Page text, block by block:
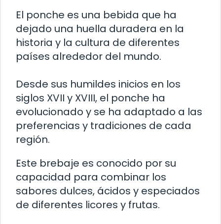
El ponche es una bebida que ha
dejado una huella duradera en la
historia y la cultura de diferentes
países alrededor del mundo.
Desde sus humildes inicios en los
siglos XVII y XVIII, el ponche ha
evolucionado y se ha adaptado a las
preferencias y tradiciones de cada
región.
Este brebaje es conocido por su
capacidad para combinar los
sabores dulces, ácidos y especiados
de diferentes licores y frutas.